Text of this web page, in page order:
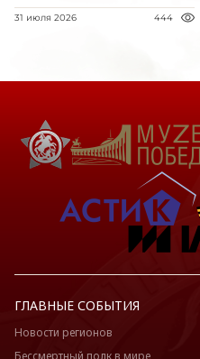
31 июля 2026 444
ГЛАВНЫЕ СОБЫТИЯ
Новости регионов
Бессмертный полк в мире